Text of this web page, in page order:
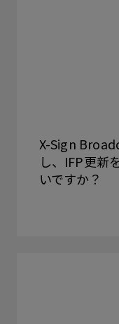
X-Sign
し、IFP更新
いですか？